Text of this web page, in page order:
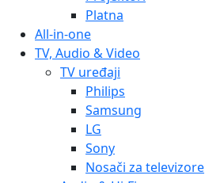
Platna
All-in-one
TV, Audio & Video
TV uređaji
Philips
Samsung
LG
Sony
Nosači za televizore